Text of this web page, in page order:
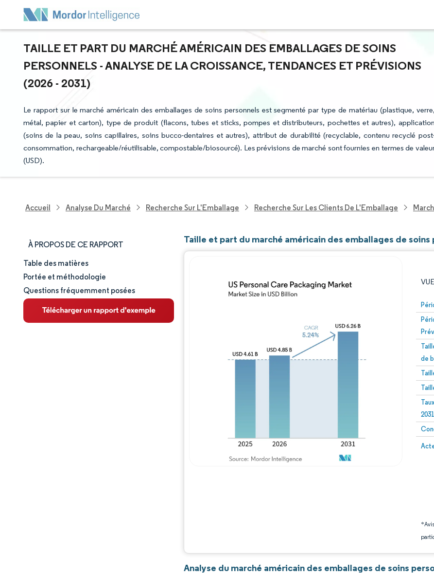
TAILLE ET PART DU MARCHÉ AMÉRICAIN DES EMBALLAGES DE SOINS
PERSONNELS - ANALYSE DE LA CROISSANCE, TENDANCES ET PRÉVISIONS
(2026 - 2031)
Le rapport sur le marché américain des emballages de soins personnels est segmenté par type de matériau (plastique, verre,
métal, papier et carton), type de produit (flacons, tubes et sticks, pompes et distributeurs, pochettes et autres), application
(soins de la peau, soins capillaires, soins bucco-dentaires et autres), attribut de durabilité (recyclable, contenu recyclé
consommation, rechargeable/réutilisable, compostable/biosourcé). Les prévisions de marché sont fournies en termes de
(USD).
Accueil Analyse Du Marché Recherche Sur L'Emballage Recherche Sur Les Clients De L'Emballage
À PROPOS DE CE RAPPORT
Taille et part de marché
Analyse du marché
Tendances et perspectives
Table des matières
Portée et méthodologie
Questions fréquemment posées
Taille et part du marché américain des emballages de soins
de
Image © Mordor Intelligence. La réutilisation nécessite
Analyse du marché américain des emballages de soins